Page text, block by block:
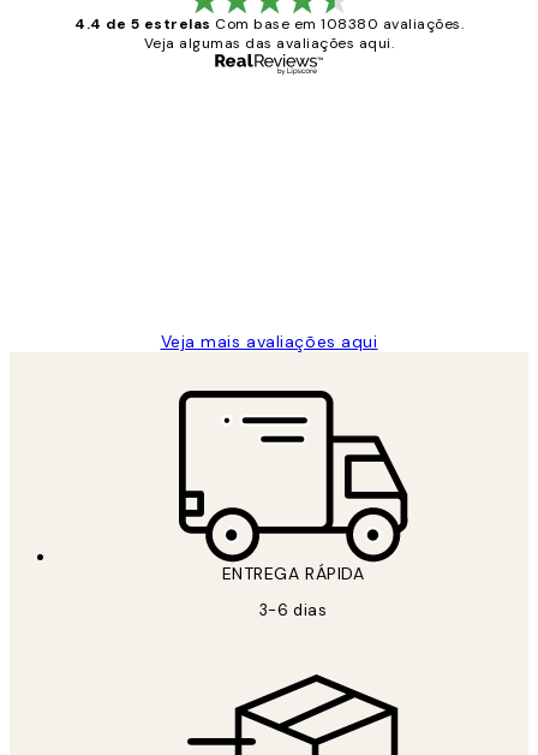
4.4 de 5 estrelas Com base em 108380 avaliações.
Veja algumas das avaliações aqui.
Veja mais avaliações aqui
ENTREGA RÁPIDA
3-6 dias